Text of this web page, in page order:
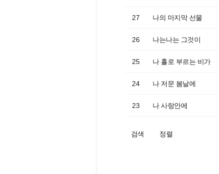
27 나의 마지막 선물
26 나는나는 그것이
25 나 홀로 부르는 비가
24 나 저문 봄날에
23 나 사랑안에
검색 정렬